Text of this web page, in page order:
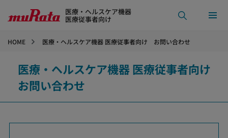
医療・ヘルスケア機器
医療従事者向け
HOME 医療・ヘルスケア機器 医療従事者向け お問い合わせ
医療・ヘルスケア機器 医療従事者向け
お問い合わせ